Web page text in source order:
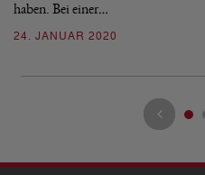
haben. Bei einer…
24. JANUAR 2020